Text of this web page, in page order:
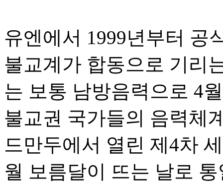
유엔에서 1999년부터 공
불교계가 합동으로 기리
는 보통 남방음력으로 4
불교권 국가들의 음력체
드만두에서 열린 제4차
월 보름달이 뜨는 날로